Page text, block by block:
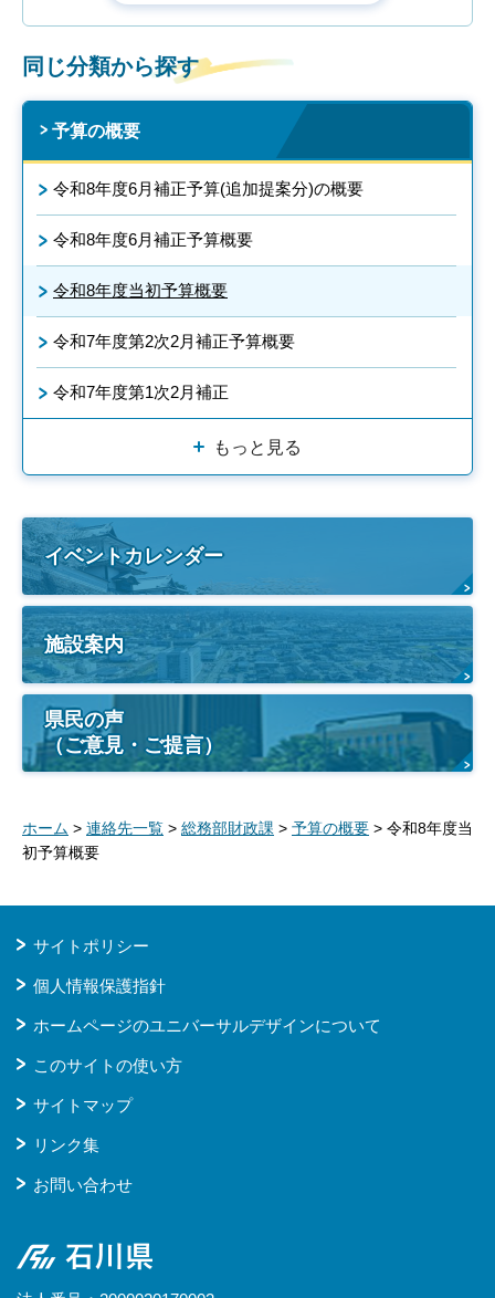
同じ分類から探す
予算の概要
令和8年度6月補正予算(追加提案分)の概要
令和8年度6月補正予算概要
令和8年度当初予算概要
令和7年度第2次2月補正予算概要
令和7年度第1次2月補正
もっと見る
イベントカレンダー
施設案内
県民の声
（ご意見・ご提言）
ホーム > 連絡先一覧 > 総務部財政課 > 予算の概要 > 令和8年度当
初予算概要
サイトポリシー
個人情報保護指針
ホームページのユニバーサルデザインについて
このサイトの使い方
サイトマップ
リンク集
お問い合わせ
石川県